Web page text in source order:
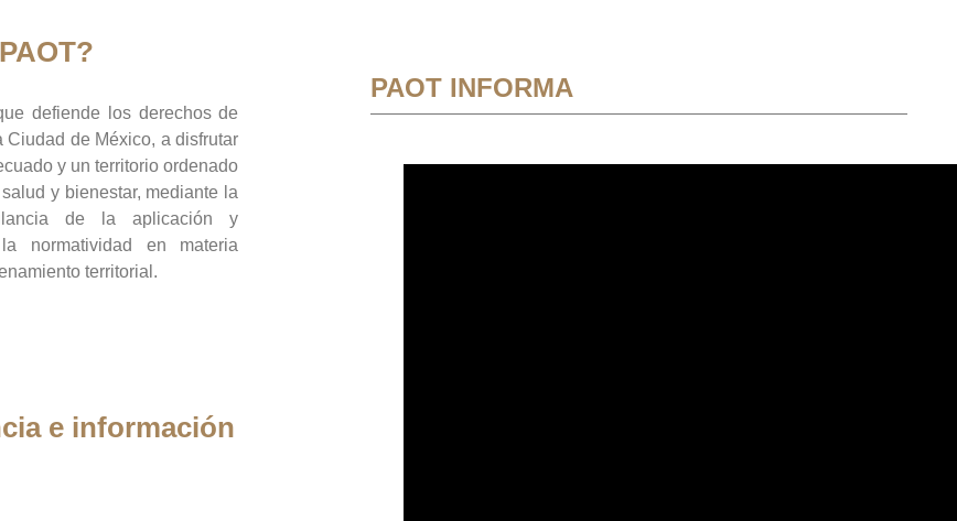
defiende los derechos de
Ciudad de México, a disfrutar
y un territorio ordenado
y bienestar, mediante la
de la aplicación y
normatividad en materia
territorial.
e información
PAOT INFORMA